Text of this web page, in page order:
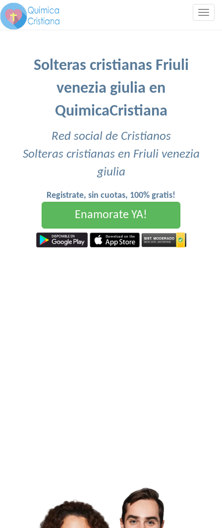
Solteras cristianas Friuli
venezia giulia en
QuimicaCristiana
Red social de Cristianos
Solteras cristianas en Friuli venezia
giulia
Registrate, sin cuotas, 100% gratis!
Enamorate YA!